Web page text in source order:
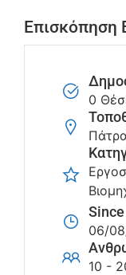
Επισκόπηση
0
Since
06/
10 -